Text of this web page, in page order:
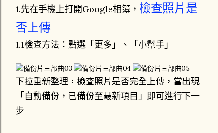
1.先在手機上打開Google相簿， 檢查照片是
否上傳
1.1檢查方法：點選「更多」、「小幫手」
下拉重新整理，檢查照片是否完全上傳，當出現
「自動備份，已備份至最新項目」即可進行下一
步